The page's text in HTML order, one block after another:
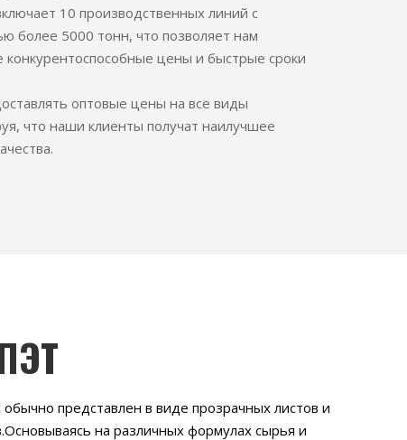
10 производственных линий с
более 5000 тонн, что позволяет нам
цены и быстрые сроки
оптовые цены на все виды
что наши клиенты получат наилучшее
представлен в виде прозрачных листов и
на различных формулах сырья и